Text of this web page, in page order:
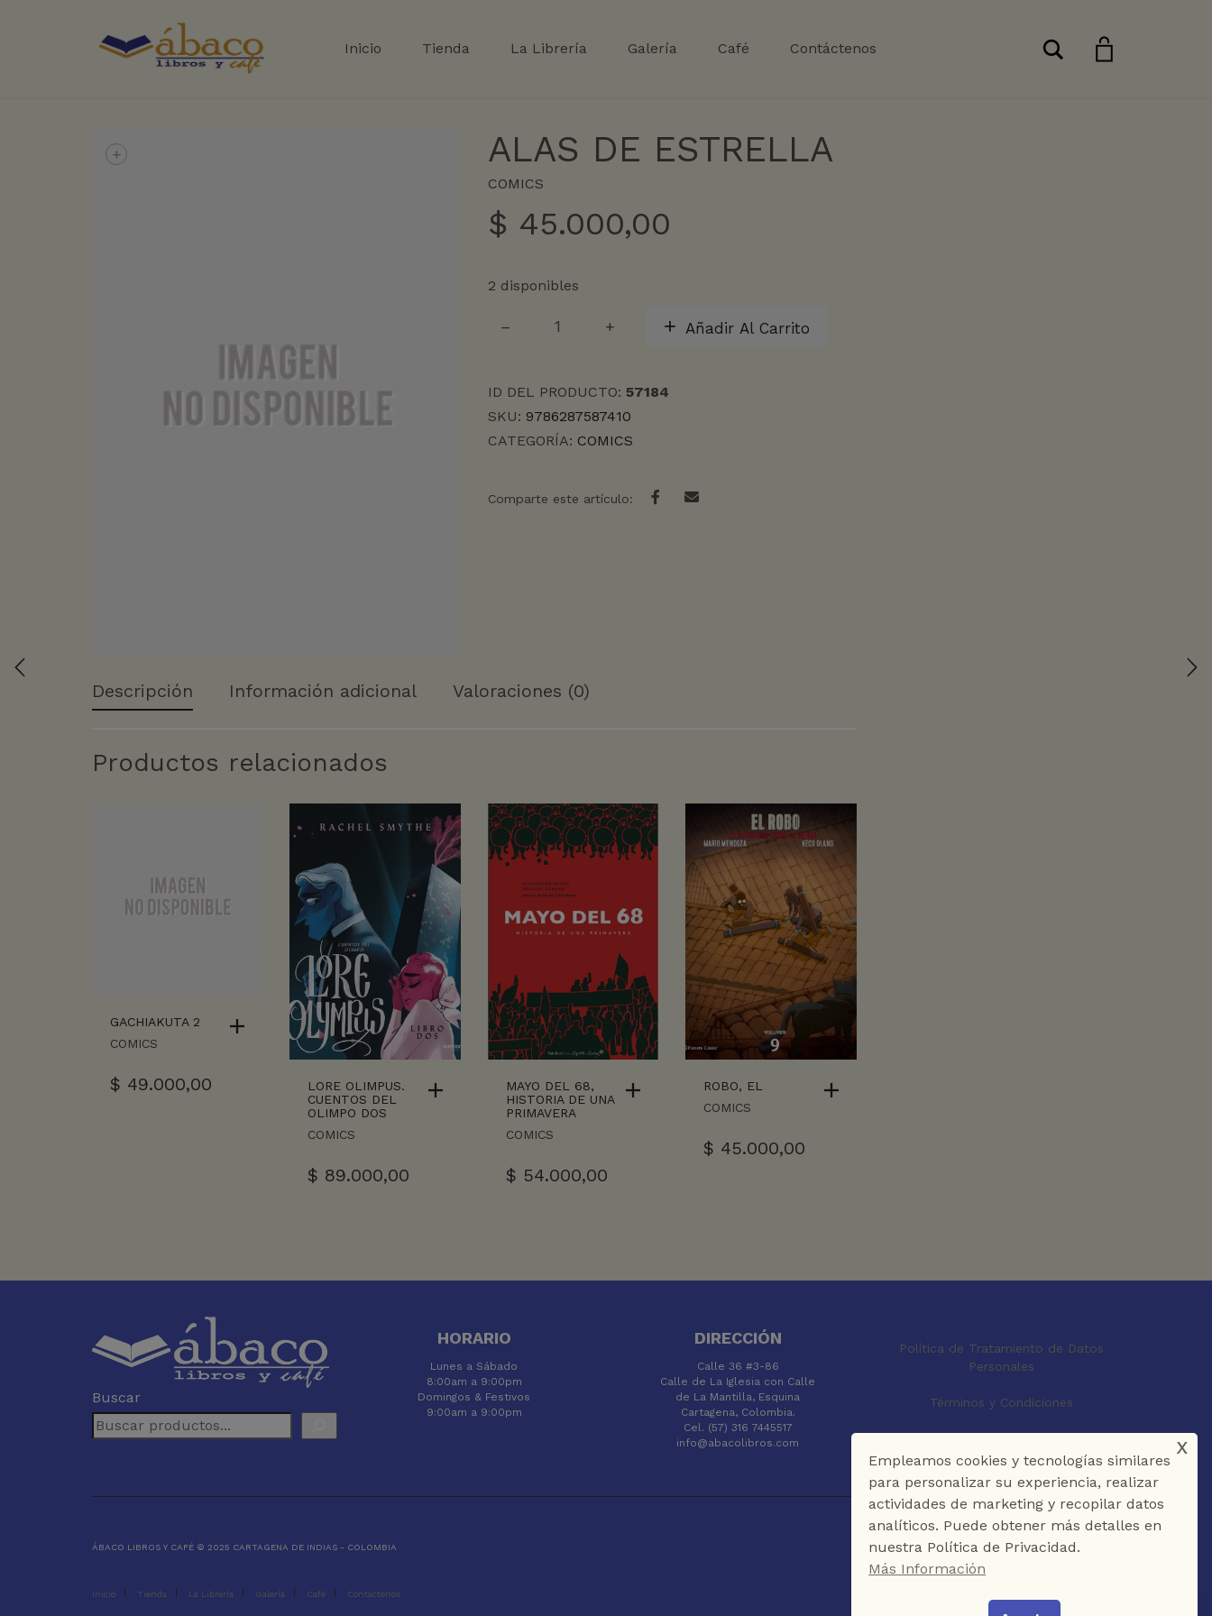
Inicio Tienda La Librería Galería Café Contáctenos Buscar
+ ALAS DE ESTRELLA
COMICS
$ 45.000,00
2 disponibles
DE
Añadir Al Carrito
ID DEL PRODUCTO: 57184
SKU: 9786287587410
CATEGORÍA: COMICS
Comparte este artículo:
Descripción Información adicional Valoraciones (0)
Productos relacionados
GACHIAKUTA 2
COMICS
$ 49.000,00
LORE OLIMPUS.
CUENTOS DEL
OLIMPO DOS
COMICS
$ 89.000,00
MAYO DEL 68,
HISTORIA DE UNA
PRIMAVERA
COMICS
$ 54.000,00
ROBO, EL
COMICS
$ 45.000,00
Buscar
HORARIO
Lunes a Sábado
8:00am a 9:00pm
Domingos & Festivos
9:00am a 9:00pm
DIRECCIÓN
Calle 36 #3-86
Calle de La Iglesia con Calle
de La Mantilla, Esquina
Cartagena, Colombia.
Cel. (57) 316 7445517
info@abacolibros.com
Política de Tratamiento de Datos
Personales
Términos y Condiciones
ÁBACO LIBROS Y CAFÉ © 2025 CARTAGENA DE INDIAS - COLOMBIA
Inicio Tienda La Librería Galería Café Contáctenos
Empleamos cookies y tecnologías similares
para personalizar su experiencia, realizar
actividades de marketing y recopilar datos
analíticos. Puede obtener más detalles en
nuestra Política de Privacidad.
Más Información
x